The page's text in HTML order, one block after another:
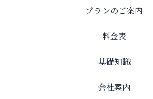
プランのご案内
料金表
基礎知識
会社案内